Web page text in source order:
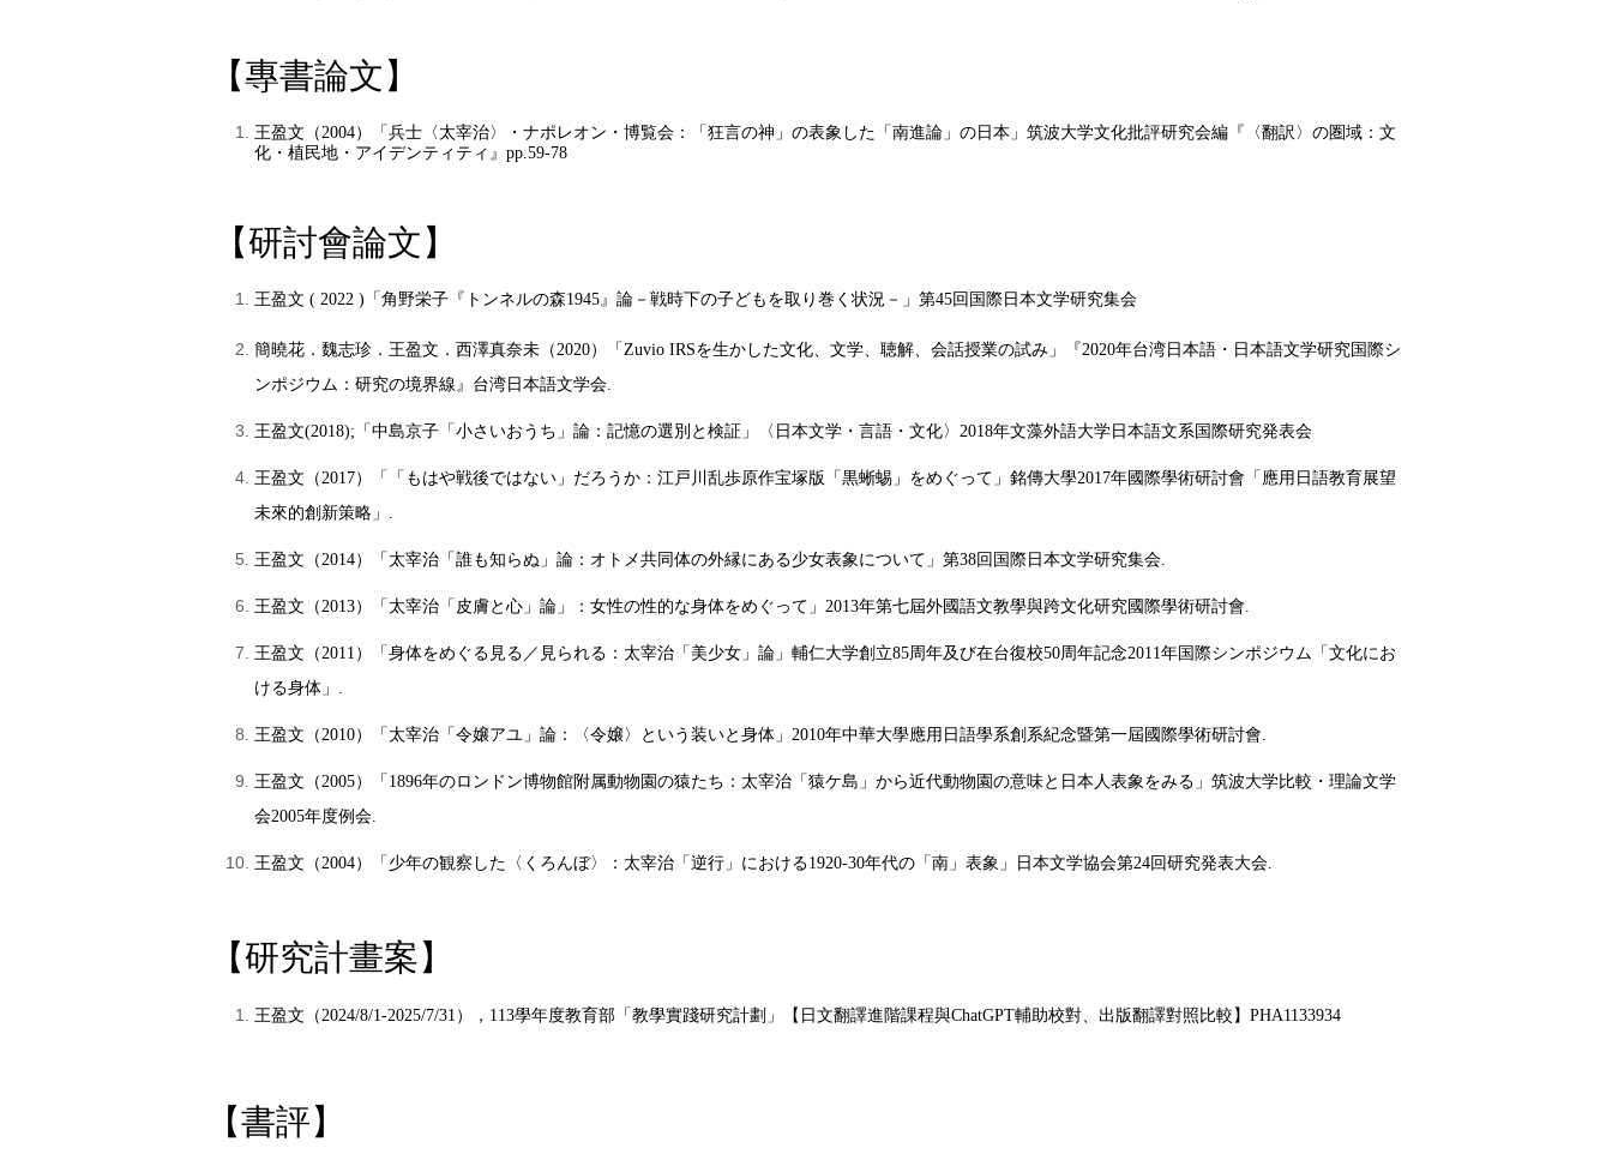
【專書論文】
王盈文（2004）「兵士〈太宰治〉・ナポレオン・博覧会：「狂言の神」の表象した「南進論」の日本」筑波大学文化批評研究会編『〈翻訳〉の圏域：文
化・植民地・アイデンティティ』pp.59-78
【研討會論文】
王盈文 ( 2022 )「角野栄子『トンネルの森1945』論－戦時下の子どもを取り巻く状況－」第45回国際日本文学研究集会
簡曉花．魏志珍．王盈文．西澤真奈未（2020）「Zuvio IRSを生かした文化、文学、聴解、会話授業の試み」『2020年台湾日本語・日本語文学研究国際シ
ンポジウム：研究の境界線』台湾日本語文学会.
王盈文(2018);「中島京子「小さいおうち」論：記憶の選別と検証」〈日本文学・言語・文化〉2018年文藻外語大学日本語文系国際研究発表会
王盈文（2017）「「もはや戦後ではない」だろうか：江戸川乱歩原作宝塚版「黒蜥蜴」をめぐって」銘傳大學2017年國際學術研討會「應用日語教育展望
未來的創新策略」.
王盈文（2014）「太宰治「誰も知らぬ」論：オトメ共同体の外縁にある少女表象について」 第38回国際日本文学研究集会
王盈文（2013）「太宰治「皮膚と心」論」：女性の性的な身体をめぐって」2013年第七屆外國語文教學與跨文化研究國際學術研討會.
王盈文（2011）「身体をめぐる見る／見られる：太宰治「美少女」論」輔仁大学創立85周年及び在台復校50周年記念2011年国際シンポジウム「文化にお
ける身体」.
王盈文（2010）「太宰治「令嬢アユ」論：〈令嬢〉という装いと身体」2010年中華大學應用日語學系創系紀念暨第一屆國際學術研討會.
王盈文（2005）「1896年のロンドン博物館附属動物園の猿たち：太宰治「猿ケ島」から近代動物園の意味と日本人表象をみる」筑波大学比較・理論文学
会2005年度例会.
王盈文（2004）「少年の観察した〈くろんぼ〉：太宰治「逆行」における1920-30年代の「南」表象」日本文学協会第24回研究発表大会.
【研究計畫案】
王盈文 （2024/8/1-2025/7/31），113學年度教育部「教學實踐研究計劃」【日文翻譯進階課程與ChatGPT輔助校對、出版翻譯對照比較】PHA1133934
【書評】